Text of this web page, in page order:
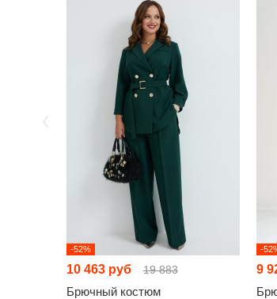
-52%
10 463 руб 19 883
Брючный костюм
-
9